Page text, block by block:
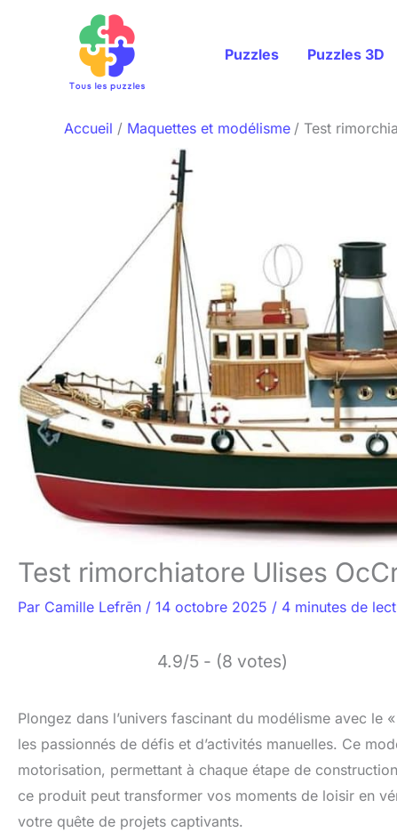
Puzzles Puzzles 3D
Accueil Maquettes et modélisme Test
Test rimorchiatore Ulises
Par Camille Lefrēn / 14 octobre 2025 / 4 minutes de
4.9/5 - (8 votes)
Plongez dans l’univers fascinant du modélisme avec le
les passionnés de défis et d’activités manuelles. Ce
motorisation, permettant à chaque étape de
ce produit peut transformer vos moments de loisir en
votre quête de projets captivants.